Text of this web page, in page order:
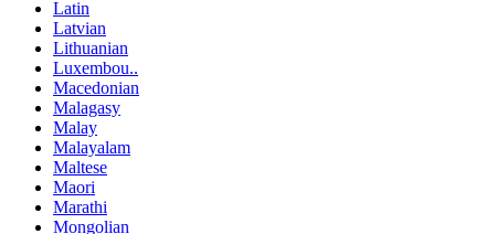
Latin
Latvian
Lithuanian
Luxembou..
Macedonian
Malagasy
Malay
Malayalam
Maltese
Maori
Marathi
Mongolian